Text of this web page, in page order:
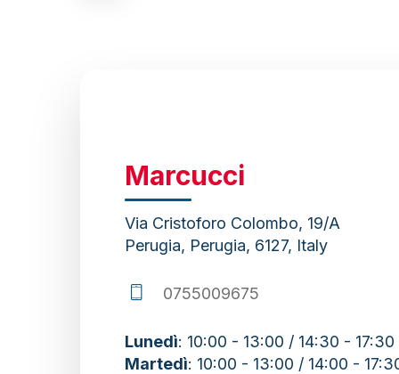
Marcucci
Via Cristoforo Colombo, 19/A
Perugia, Perugia, 6127, Italy
0755009675
Lunedì: 10:00 - 13:00 / 14:30 - 17:30
Martedì: 10:00 - 13:00 / 14:00 -